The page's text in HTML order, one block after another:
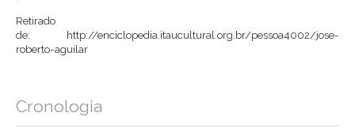
Retirado
de: http://enciclopedia.itaucultural.org.br/pessoa4002/jose-
roberto-aguilar
Cronologia